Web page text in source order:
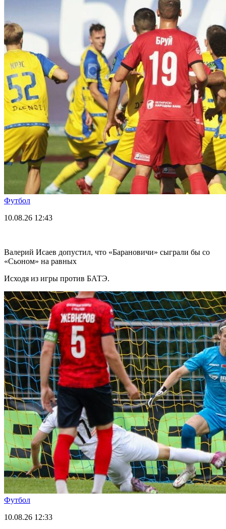
Футбол
10.08.26 12:43
Валерий Исаев допустил, что «Барановичи» сыграли бы со
«Сьоном» на равных
Исходя из игры против БАТЭ.
Футбол
10.08.26 12:33